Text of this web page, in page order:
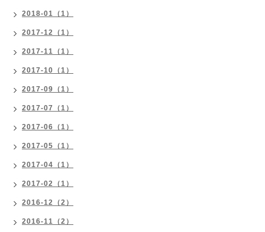
2018-01（1）
2017-12（1）
2017-11（1）
2017-10（1）
2017-09（1）
2017-07（1）
2017-06（1）
2017-05（1）
2017-04（1）
2017-02（1）
2016-12（2）
2016-11（2）